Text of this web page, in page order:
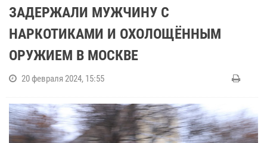
ЗАДЕРЖАЛИ МУЖЧИНУ С
НАРКОТИКАМИ И ОХОЛОЩЁННЫМ
ОРУЖИЕМ В МОСКВЕ
20 февраля 2024, 15:55